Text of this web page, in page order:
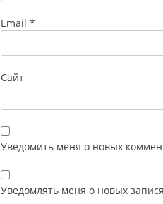
Email *
Сайт
Уведомить меня о новых
Уведомлять меня о новых